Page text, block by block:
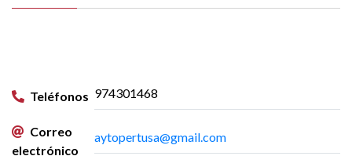
Teléfonos 974301468
Correo
electrónico
aytopertusa@gmail.com